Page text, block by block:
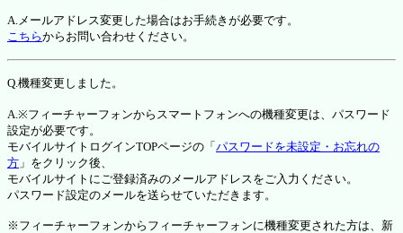
A.メールアドレス変更した場合はお手続きが必要です。
こちらからお問い合わせください。
Q.機種変更しました。
A.※フィーチャーフォンからスマートフォンへの機種変更は、パスワード
設定が必要です。
モバイルサイトログインTOPページの「 パスワードを未設定・お忘れの
方 」をクリック後、
モバイルサイトにご登録済みのメールアドレスをご入力ください。
パスワード設定のメールを送らせていただきます。
※フィーチャーフォンからフィーチャーフォンに機種変更された方は、新